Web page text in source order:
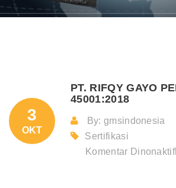
3
OKT
PT. RIFQY GAYO
45001:2018
By: gmsindonesia
Sertifikasi
Komentar